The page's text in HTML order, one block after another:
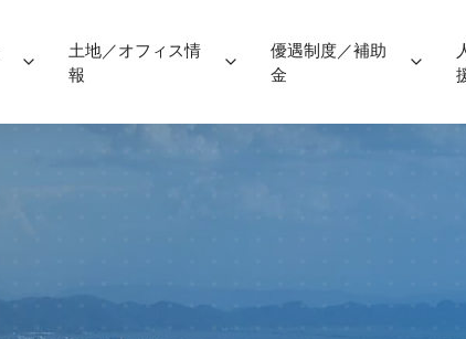
土地／オフィス情
報
優遇制度／補助
金